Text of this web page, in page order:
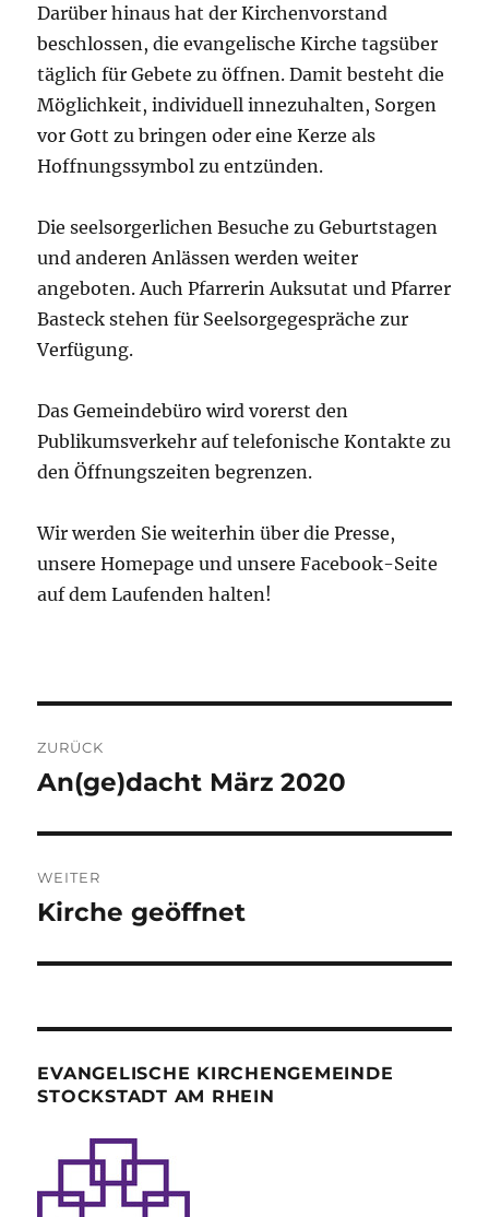
Darüber hinaus hat der Kirchenvorstand
beschlossen, die evangelische Kirche tagsüber
täglich für Gebete zu öffnen. Damit besteht die
Möglichkeit, individuell innezuhalten, Sorgen
vor Gott zu bringen oder eine Kerze als
Hoffnungssymbol zu entzünden.
Die seelsorgerlichen Besuche zu Geburtstagen
und anderen Anlässen werden weiter
angeboten. Auch Pfarrerin Auksutat und Pfarrer
Basteck stehen für Seelsorgegespräche zur
Verfügung.
Das Gemeindebüro wird vorerst den
Publikumsverkehr auf telefonische Kontakte zu
den Öffnungszeiten begrenzen.
Wir werden Sie weiterhin über die Presse,
unsere Homepage und unsere Facebook-Seite
auf dem Laufenden halten!
ZURÜCK
Vorheriger
An(ge)dacht März 2020
WEITER
Nächster
Kirche geöffnet
EVANGELISCHE KIRCHENGEMEINDE
STOCKSTADT AM RHEIN